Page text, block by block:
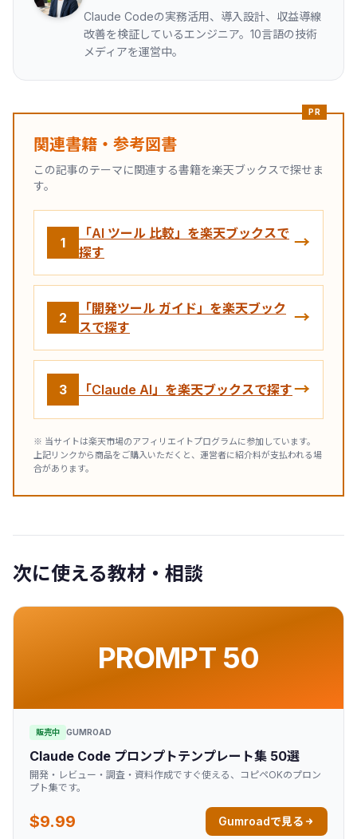
Claude Codeの実務活用、導入設計、収益導線
改善を検証しているエンジニア。10言語の技術
メディアを運営中。
PR
関連書籍・参考図書
この記事のテーマに関連する書籍を楽天ブックスで探せま
す。
1
「AI ツール 比較」を楽天ブックスで
探す
→
2
「開発ツール ガイド」を楽天ブック
スで探す
→
3 「Claude AI」を楽天ブックスで探す→
※ 当サイトは楽天市場のアフィリエイトプログラムに参加しています。
上記リンクから商品をご購入いただくと、運営者に紹介料が支払われる場
合があります。
次に使える教材・相談
PROMPT 50
販売中 GUMROAD
Claude Code プロンプトテンプレート集 50選
開発・レビュー・調査・資料作成ですぐ使える、コピペOKのプロン
プト集です。
$9.99 Gumroadで見る